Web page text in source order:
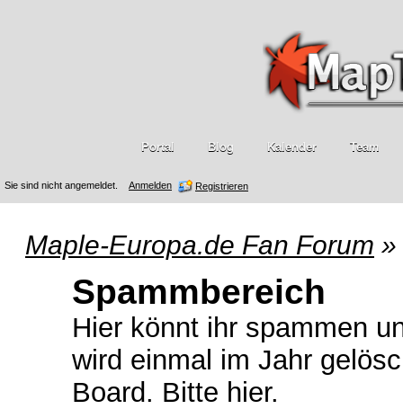
Sie sind nicht angemeldet. Anmelden Registrieren
Portal Blog Kalender Team
Maple-Europa.de Fan Forum »
Spammbereich
Hier könnt ihr spammen
wird einmal im Jahr
Board. Bitte hier.